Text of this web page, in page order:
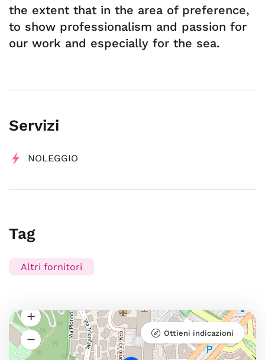
the extent that in the area of preference,
to show professionalism and passion for
our work and especially for the sea.
Servizi
NOLEGGIO
Tag
Altri fornitori
Ottieni indicazioni